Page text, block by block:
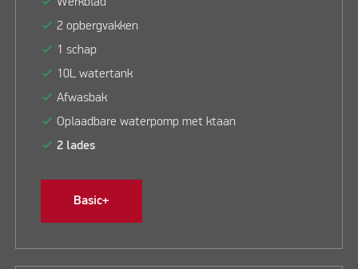
check 2 opbergvakken
check 1 schap
check 10L watertank
check Afwasbak
check Oplaadbare waterpomp met ktaan
check 2 lades
Basic+